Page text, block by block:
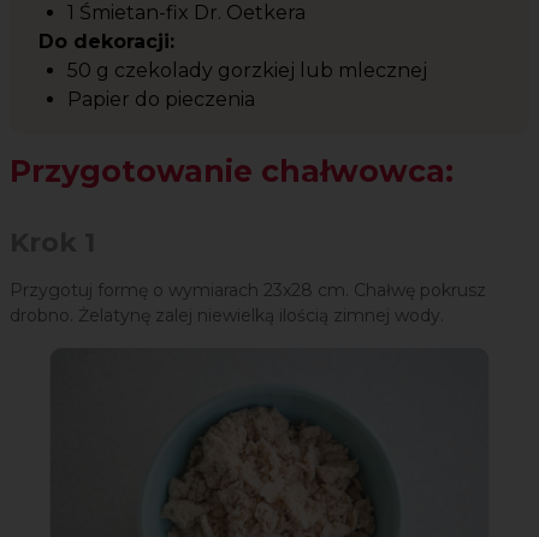
1 Śmietan-fix Dr. Oetkera
Do dekoracji:
50 g czekolady gorzkiej lub mlecznej
Papier do pieczenia
Przygotowanie chałwowca:
Przygotuj formę o wymiarach 23x28 cm. Chałwę pokrusz
drobno. Żelatynę zalej niewielką ilością zimnej wody.